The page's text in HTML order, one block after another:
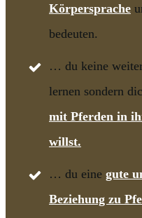
Körpersprache
bedeuten.
… du keine
lernen sondern
mit Pferden in
willst.
… du eine gute
Beziehung zu